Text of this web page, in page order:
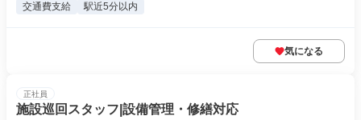
交通費支給 駅近5分以内
気になる
正社員
施設巡回スタッフ|設備管理・修繕対応